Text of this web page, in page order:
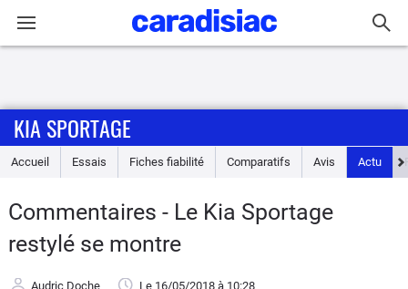
Accueil
Essais
KIA SPORTAGE
Accueil Essais Fiches fiabilité Comparatifs Avis Actu
Commentaires - Le Kia Sportage
restylé se montre
Audric Doche Le 16/05/2018 à 10:28